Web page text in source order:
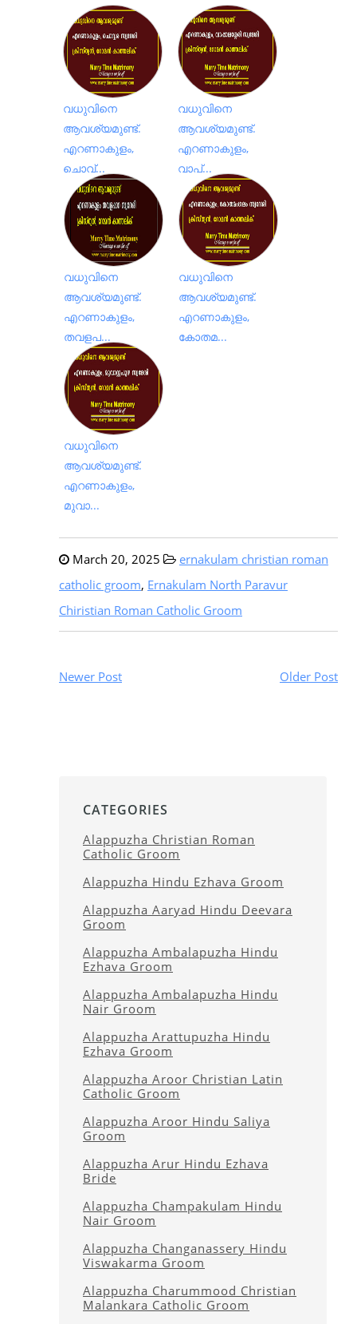
വധുവിനെ
ആവശ്യമുണ്ട്.
എറണാകുളം,
ചൊവ്...
വധുവിനെ
ആവശ്യമുണ്ട്.
എറണാകുളം,
വാപ്...
വധുവിനെ
ആവശ്യമുണ്ട്.
എറണാകുളം,
തവളപ...
വധുവിനെ
ആവശ്യമുണ്ട്.
എറണാകുളം,
കോതമ...
വധുവിനെ
ആവശ്യമുണ്ട്.
എറണാകുളം,
മുവാ...
March 20, 2025
ernakulam christian roman
catholic groom, Ernakulam North Paravur
Chiristian Roman Catholic Groom
Newer Post Older Post
CATEGORIES
Alappuzha Christian Roman
Catholic Groom
Alappuzha Hindu Ezhava Groom
Alappuzha Aaryad Hindu Deevara
Groom
Alappuzha Ambalapuzha Hindu
Ezhava Groom
Alappuzha Ambalapuzha Hindu
Nair Groom
Alappuzha Arattupuzha Hindu
Ezhava Groom
Alappuzha Aroor Christian Latin
Catholic Groom
Alappuzha Aroor Hindu Saliya
Groom
Alappuzha Arur Hindu Ezhava
Bride
Alappuzha Champakulam Hindu
Nair Groom
Alappuzha Changanassery Hindu
Viswakarma Groom
Alappuzha Charummood Christian
Malankara Catholic Groom